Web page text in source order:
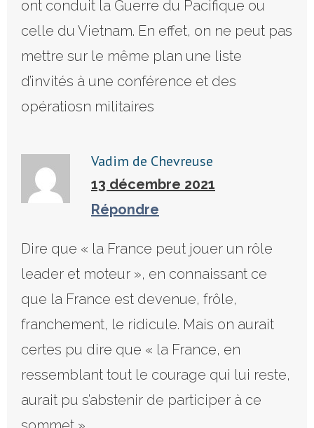
ont conduit la Guerre du Pacifique ou
celle du Vietnam. En effet, on ne peut pas
mettre sur le même plan une liste
d’invités à une conférence et des
opératiosn militaires
Vadim de Chevreuse
13 décembre 2021
Répondre
Dire que « la France peut jouer un rôle
leader et moteur », en connaissant ce
que la France est devenue, frôle,
franchement, le ridicule. Mais on aurait
certes pu dire que « la France, en
ressemblant tout le courage qui lui reste,
aurait pu s’abstenir de participer à ce